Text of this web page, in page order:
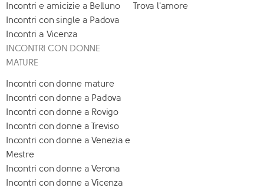
Incontri e amicizie a Belluno
Incontri con single a Padova
Incontri a Vicenza
Trova l'amore
INCONTRI CON DONNE
MATURE
Incontri con donne mature
Incontri con donne a Padova
Incontri con donne a Rovigo
Incontri con donne a Treviso
Incontri con donne a Venezia e
Mestre
Incontri con donne a Verona
Incontri con donne a Vicenza